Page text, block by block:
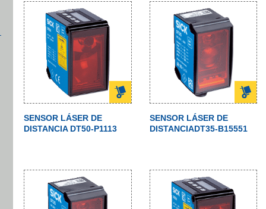
SENSOR LÁSER DE
DISTANCIA DT50-P1113
SENSOR LÁSER DE
DISTANCIADT35-B15551